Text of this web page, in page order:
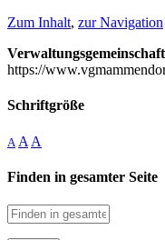
Zum Inhalt, zur Navigation
https://
Schriftgröße
A A A
Finden in gesamter Seite